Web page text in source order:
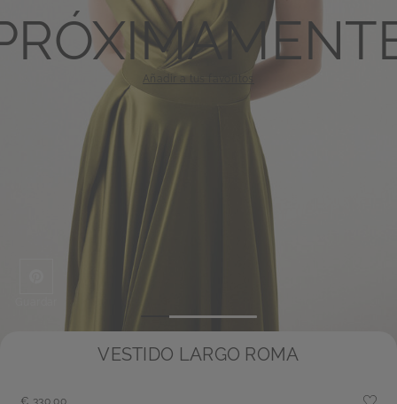
Añadir a tus favoritos
VESTIDO LARGO ROMA
€ 330,00